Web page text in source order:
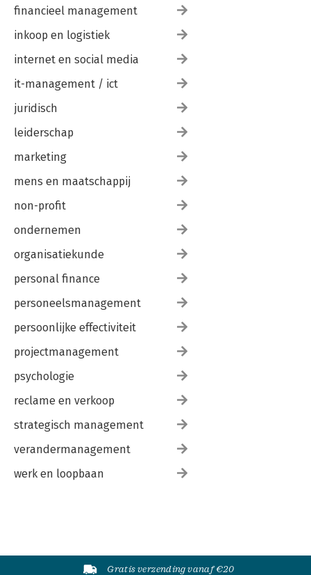
financieel management
inkoop en logistiek
internet en social media
it-management / ict
juridisch
leiderschap
marketing
mens en maatschappij
non-profit
ondernemen
organisatiekunde
personal finance
personeelsmanagement
persoonlijke effectiviteit
projectmanagement
psychologie
reclame en verkoop
strategisch management
verandermanagement
werk en loopbaan
Gratis verzending vanaf €20